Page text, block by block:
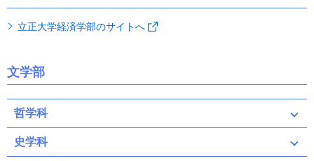
立正大学経済学部のサイトへ
文学部
哲学科
史学科